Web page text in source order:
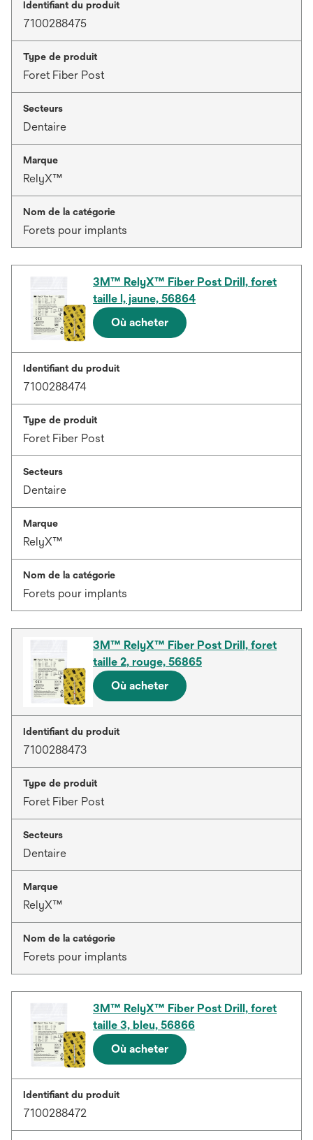
Identifiant du produit
7100288475
Type de produit
Foret Fiber Post
Secteurs
Dentaire
Marque
RelyX™
Nom de la catégorie
Forets pour implants
3M™ RelyX™ Fiber Post Drill, foret
taille l, jaune, 56864
Où acheter
Identifiant du produit
7100288474
Type de produit
Foret Fiber Post
Secteurs
Dentaire
Marque
RelyX™
Nom de la catégorie
Forets pour implants
3M™ RelyX™ Fiber Post Drill, foret
taille 2, rouge, 56865
Où acheter
Identifiant du produit
7100288473
Type de produit
Foret Fiber Post
Secteurs
Dentaire
Marque
RelyX™
Nom de la catégorie
Forets pour implants
3M™ RelyX™ Fiber Post Drill, foret
taille 3, bleu, 56866
Où acheter
Identifiant du produit
7100288472